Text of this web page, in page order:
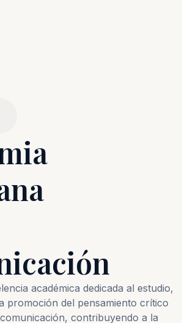
académica dedicada al estudio,
promoción del pensamiento crítico
contribuyendo a la